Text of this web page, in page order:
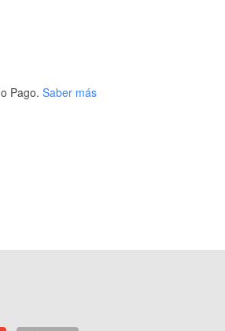
Pago. Saber más